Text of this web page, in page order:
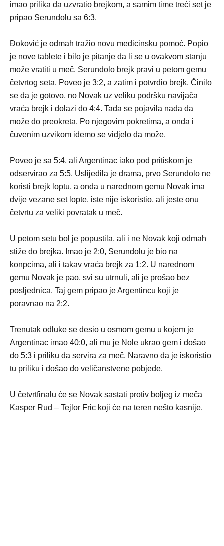
imao prilika da uzvratio brejkom, a samim time treći set je
pripao Serundolu sa 6:3.
Đoković je odmah tražio novu medicinsku pomoć. Popio
je nove tablete i bilo je pitanje da li se u ovakvom stanju
može vratiti u meč. Serundolo brejk pravi u petom gemu
četvrtog seta. Poveo je 3:2, a zatim i potvrdio brejk. Činilo
se da je gotovo, no Novak uz veliku podršku navijača
vraća brejk i dolazi do 4:4. Tada se pojavila nada da
može do preokreta. Po njegovim pokretima, a onda i
čuvenim uzvikom idemo se vidjelo da može.
Poveo je sa 5:4, ali Argentinac iako pod pritiskom je
odservirao za 5:5. Uslijedila je drama, prvo Serundolo ne
koristi brejk loptu, a onda u narednom gemu Novak ima
dvije vezane set lopte. iste nije iskoristio, ali jeste onu
četvrtu za veliki povratak u meč.
U petom setu bol je popustila, ali i ne Novak koji odmah
stiže do brejka. Imao je 2:0, Serundolu je bio na
konpcima, ali i takav vraća brejk za 1:2. U narednom
gemu Novak je pao, svi su utrnuli, ali je prošao bez
posljednica. Taj gem pripao je Argentincu koji je
poravnao na 2:2.
Trenutak odluke se desio u osmom gemu u kojem je
Argentinac imao 40:0, ali mu je Nole ukrao gem i došao
do 5:3 i priliku da servira za meč. Naravno da je iskoristio
tu priliku i došao do veličanstvene pobjede.
U četvrtfinalu će se Novak sastati protiv boljeg iz meča
Kasper Rud – Tejlor Fric koji će na teren nešto kasnije.